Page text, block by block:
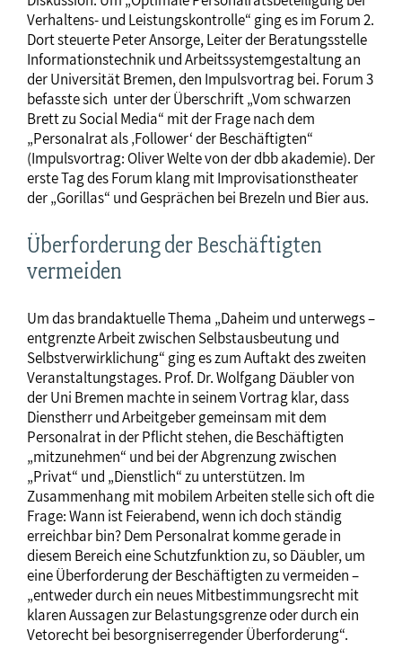
Verhaltens- und Leistungskontrolle“ ging es im Forum 2.
Dort steuerte Peter Ansorge, Leiter der Beratungsstelle
Informationstechnik und Arbeitssystemgestaltung an
der Universität Bremen, den Impulsvortrag bei. Forum 3
befasste sich unter der Überschrift „Vom schwarzen
Brett zu Social Media“ mit der Frage nach dem
„Personalrat als ‚Follower‘ der Beschäftigten“
(Impulsvortrag: Oliver Welte von der dbb akademie). Der
erste Tag des Forum klang mit Improvisationstheater
der „Gorillas“ und Gesprächen bei Brezeln und Bier aus.
Überforderung der Beschäftigten
vermeiden
Um das brandaktuelle Thema „Daheim und unterwegs –
entgrenzte Arbeit zwischen Selbstausbeutung und
Selbstverwirklichung“ ging es zum Auftakt des zweiten
Veranstaltungstages. Prof. Dr. Wolfgang Däubler von
der Uni Bremen machte in seinem Vortrag klar, dass
Dienstherr und Arbeitgeber gemeinsam mit dem
Personalrat in der Pflicht stehen, die Beschäftigten
„mitzunehmen“ und bei der Abgrenzung zwischen
„Privat“ und „Dienstlich“ zu unterstützen. Im
Zusammenhang mit mobilem Arbeiten stelle sich oft die
Frage: Wann ist Feierabend, wenn ich doch ständig
erreichbar bin? Dem Personalrat komme gerade in
diesem Bereich eine Schutzfunktion zu, so Däubler, um
eine Überforderung der Beschäftigten zu vermeiden –
„entweder durch ein neues Mitbestimmungsrecht mit
klaren Aussagen zur Belastungsgrenze oder durch ein
Vetorecht bei besorgniserregender Überforderung“.